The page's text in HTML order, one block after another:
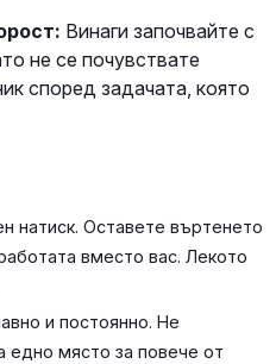
Винаги започвайте с
не се почувствате
според задачата, която
натиск. Оставете въртенето
вместо вас. Лекото
и постоянно. Не
едно място за повече от